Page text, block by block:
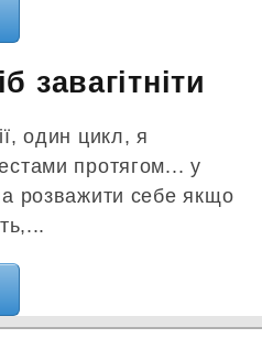
завагітніти
один цикл, я
протягом... у
розважити себе якщо